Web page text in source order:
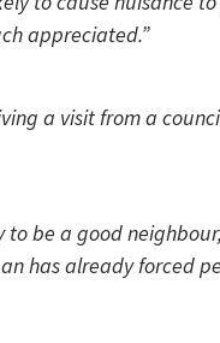
appreciated.”
a visit from a
to be a good
has already forced